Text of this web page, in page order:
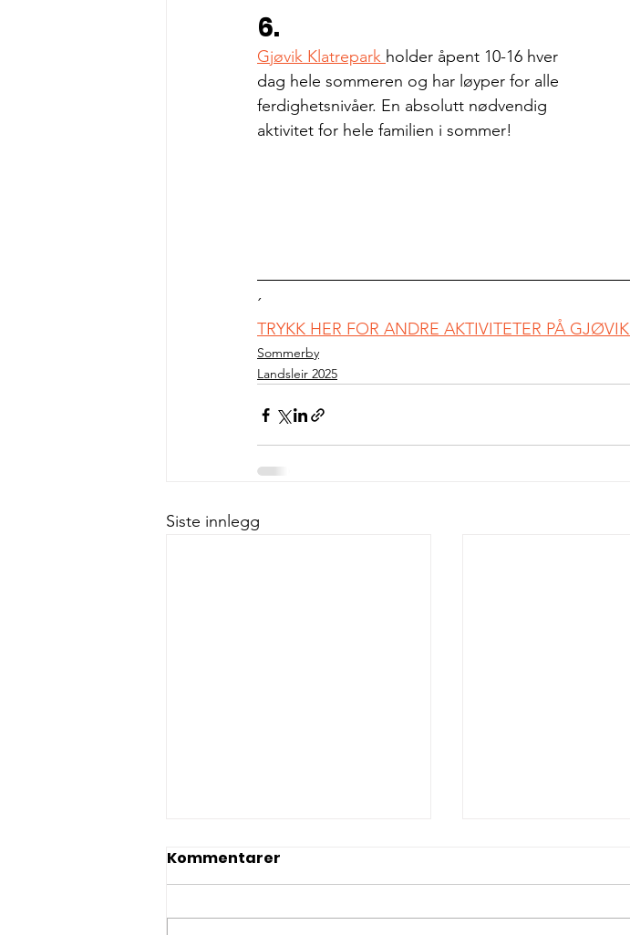
6.
Gjøvik Klatrepark holder åpent 10-16 hver
dag hele sommeren og har løyper for alle
ferdighetsnivåer. En absolutt nødvendig
aktivitet for hele familien i sommer!
´
TRYKK HER FOR ANDRE AKTIVITETER PÅ GJØVIK
Sommerby
Landsleir 2025
Siste innlegg
Kommentarer